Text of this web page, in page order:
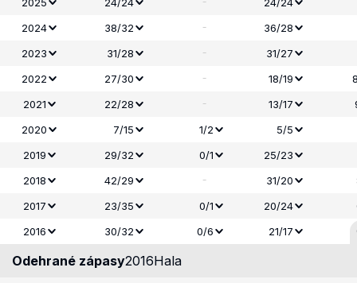
2024
38/32 - 36/28
2023
31/28 -
31/27
2022
27/30 - 18/19
2021
22/28 - 13/17
2020
7/15 1/2
5/5
2019
29/32 0/1 25/23
2018
42/29 - 31/20
2017
23/35 0/1 20/24
2016
30/32 0/6 21/17
Odehrané zápasy2016Hala